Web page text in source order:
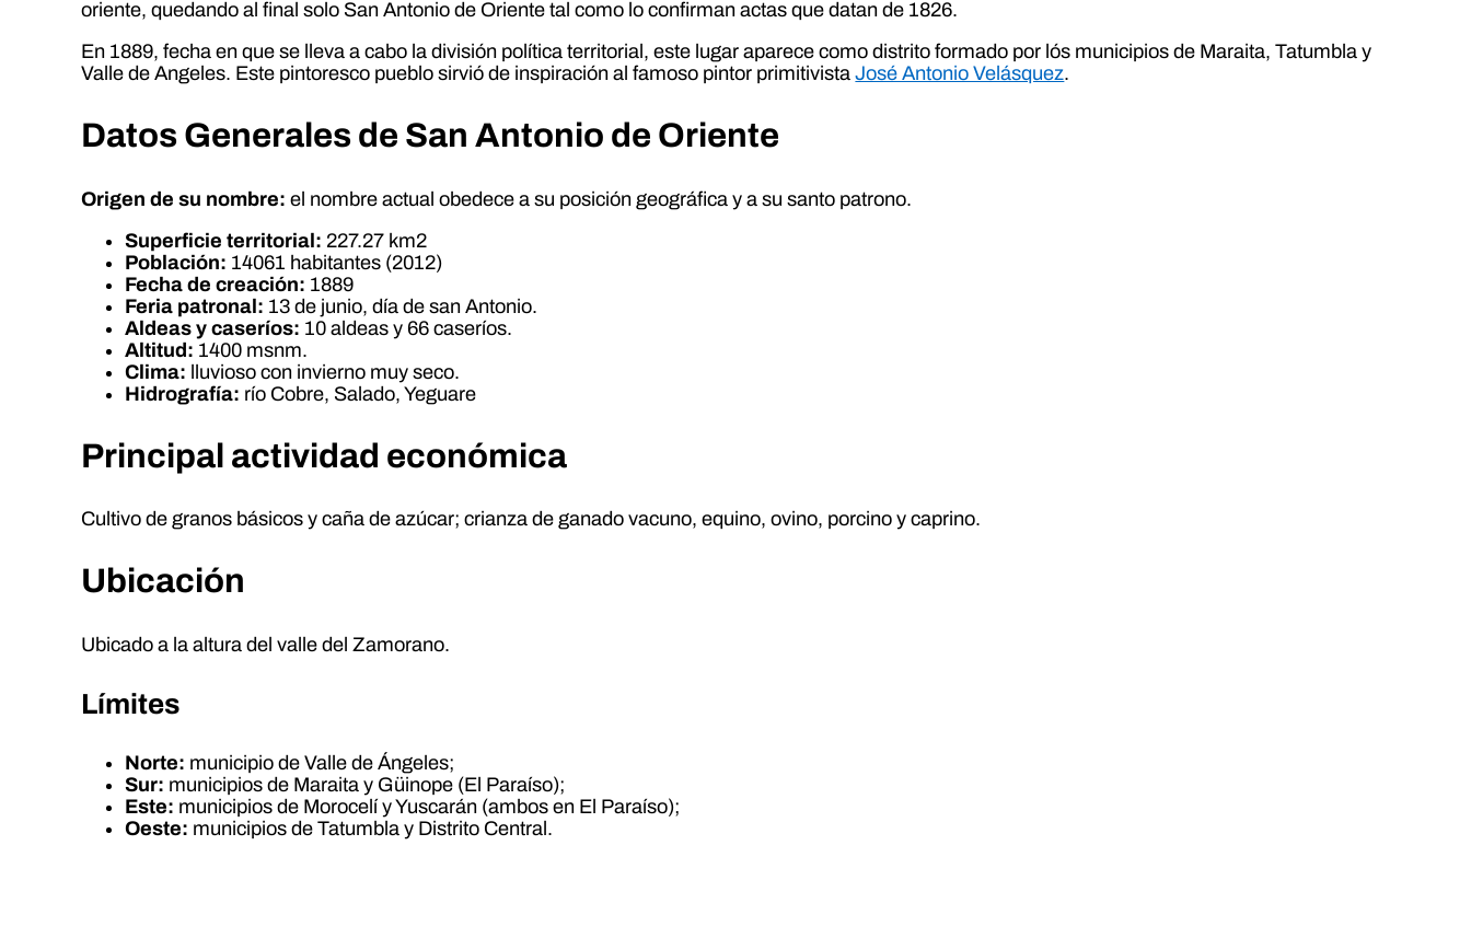
oriente, quedando al final solo San Antonio de Oriente tal como lo confirman actas que datan de 1826.
En 1889, fecha en que se lleva a cabo la división política territorial, este lugar aparece como distrito formado por lós municipios de Maraita, Tatumbla y
Valle de Angeles. Este pintoresco pueblo sirvió de inspiración al famoso pintor primitivistaJosé Antonio Velásquez.
Datos Generales de San Antonio de Oriente
Origen de su nombre: el nombre actual obedece a su posición geográfica y a su santo patrono.
Superficie territorial: 227.27 km2
Población: 14061 habitantes (2012)
Fecha de creación: 1889
Feria patronal: 13 de junio, día de san Antonio.
Aldeas y caseríos: 10 aldeas y 66 caseríos.
Altitud: 1400 msnm.
Clima: lluvioso con invierno muy seco.
Hidrografía: río Cobre, Salado, Yeguare
Principal actividad económica
Cultivo de granos básicos y caña de azúcar; crianza de ganado vacuno, equino, ovino, porcino y caprino.
Ubicación
Ubicado a la altura del valle del Zamorano.
Límites
Norte: municipio de Valle de Ángeles;
Sur: municipios de Maraita y Güinope (El Paraíso);
Este: municipios de Morocelí y Yuscarán (ambos en El Paraíso);
Oeste: municipios de Tatumbla y Distrito Central.